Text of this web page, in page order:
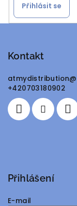
Přihlásit se
Kontakt
atmydistribution@
+420703180902
Přihlášení
E-mail